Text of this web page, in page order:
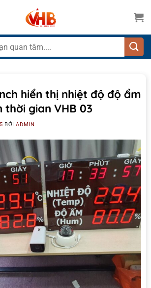
hiển thị nhiệt độ độ ẩm
gian VHB 03
BỞIADMIN